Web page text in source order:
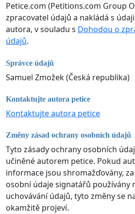
Petice.com (Petitions.com Group
zpracovatel údajů a nakládá s
autora, v souladu s Dohodou o
údajů.
Správce údajů
Samuel Zmožek (Česká republika)
Kontaktujte autora petice
Kontaktujte autora petice
Změny zásad ochrany osobních údajů
Tyto zásady ochrany osobních
učiněné autorem petice. Pokud
informace jsou shromažďovány,
osobní údaje signatářů používány
uchovávání údajů, tyto změny se
okamžitě projeví.